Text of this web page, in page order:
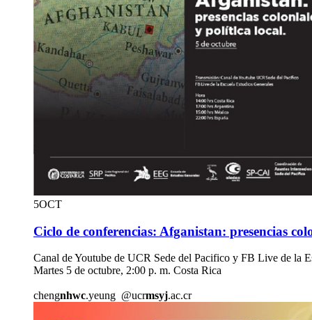
5OCT
Ciclo de conferencias: Afganistan: presencias
Canal de Youtube de UCR Sede del Pacifico y FB Live de la
Martes 5 de octubre, 2:00 p. m. Costa Rica
chengnhwc.yeung @ucrmsyj.ac.cr